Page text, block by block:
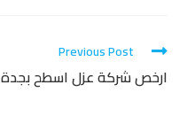
Previous Post
ارخص شركة عزل اسطح بجدة